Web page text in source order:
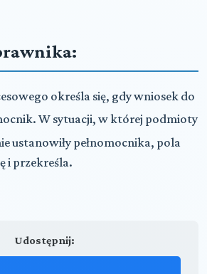
określa się, gdy wniosek do
W sytuacji, w której podmioty
ustanowiły pełnomocnika, pola
i przekreśla.
Udostępnij: